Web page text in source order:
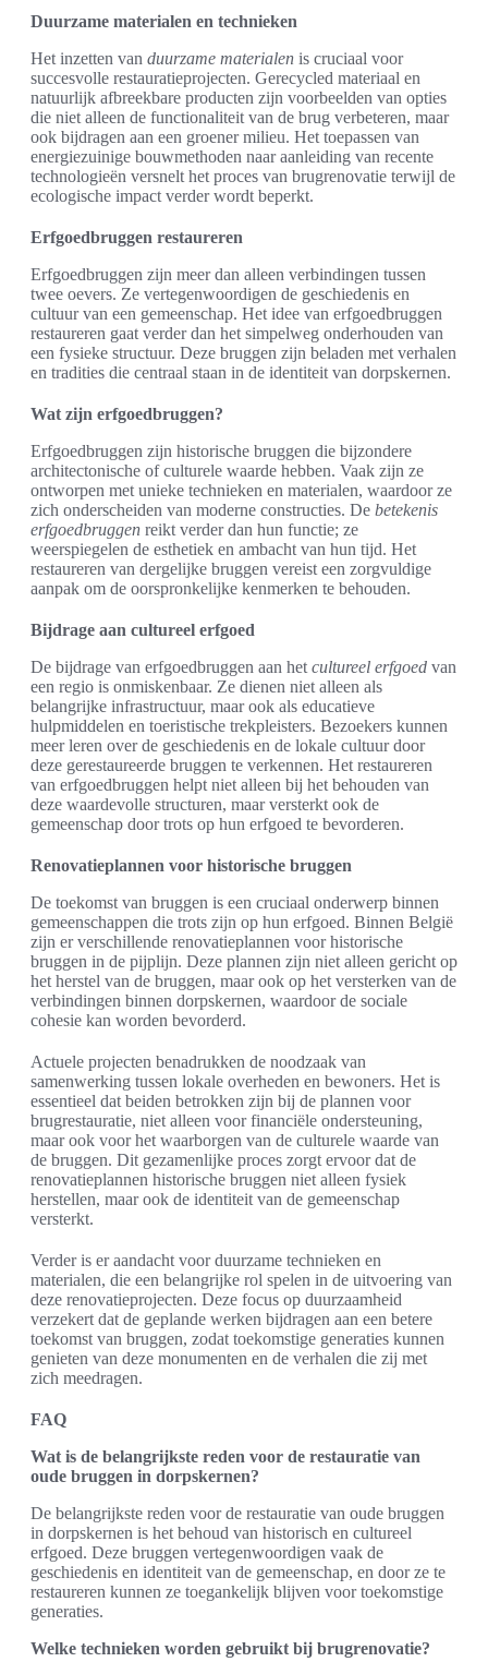
Duurzame materialen en technieken
Het inzetten van duurzame materialen is cruciaal voor
succesvolle restauratieprojecten. Gerecycled materiaal en
natuurlijk afbreekbare producten zijn voorbeelden van opties
die niet alleen de functionaliteit van de brug verbeteren, maar
ook bijdragen aan een groener milieu. Het toepassen van
energiezuinige bouwmethoden naar aanleiding van recente
technologieën versnelt het proces van brugrenovatie terwijl de
ecologische impact verder wordt beperkt.
Erfgoedbruggen restaureren
Erfgoedbruggen zijn meer dan alleen verbindingen tussen
twee oevers. Ze vertegenwoordigen de geschiedenis en
cultuur van een gemeenschap. Het idee van erfgoedbruggen
restaureren gaat verder dan het simpelweg onderhouden van
een fysieke structuur. Deze bruggen zijn beladen met verhalen
en tradities die centraal staan in de identiteit van dorpskernen.
Wat zijn erfgoedbruggen?
Erfgoedbruggen zijn historische bruggen die bijzondere
architectonische of culturele waarde hebben. Vaak zijn ze
ontworpen met unieke technieken en materialen, waardoor ze
zich onderscheiden van moderne constructies. De betekenis
erfgoedbruggen reikt verder dan hun functie; ze
weerspiegelen de esthetiek en ambacht van hun tijd. Het
restaureren van dergelijke bruggen vereist een zorgvuldige
aanpak om de oorspronkelijke kenmerken te behouden.
Bijdrage aan cultureel erfgoed
De bijdrage van erfgoedbruggen aan het cultureel erfgoed van
een regio is onmiskenbaar. Ze dienen niet alleen als
belangrijke infrastructuur, maar ook als educatieve
hulpmiddelen en toeristische trekpleisters. Bezoekers kunnen
meer leren over de geschiedenis en de lokale cultuur door
deze gerestaureerde bruggen te verkennen. Het restaureren
van erfgoedbruggen helpt niet alleen bij het behouden van
deze waardevolle structuren, maar versterkt ook de
gemeenschap door trots op hun erfgoed te bevorderen.
Renovatieplannen voor historische bruggen
De toekomst van bruggen is een cruciaal onderwerp binnen
gemeenschappen die trots zijn op hun erfgoed. Binnen België
zijn er verschillende renovatieplannen voor historische
bruggen in de pijplijn. Deze plannen zijn niet alleen gericht op
het herstel van de bruggen, maar ook op het versterken van de
verbindingen binnen dorpskernen, waardoor de sociale
cohesie kan worden bevorderd.
Actuele projecten benadrukken de noodzaak van
samenwerking tussen lokale overheden en bewoners. Het is
essentieel dat beiden betrokken zijn bij de plannen voor
brugrestauratie, niet alleen voor financiële ondersteuning,
maar ook voor het waarborgen van de culturele waarde van
de bruggen. Dit gezamenlijke proces zorgt ervoor dat de
renovatieplannen historische bruggen niet alleen fysiek
herstellen, maar ook de identiteit van de gemeenschap
versterkt.
Verder is er aandacht voor duurzame technieken en
materialen, die een belangrijke rol spelen in de uitvoering van
deze renovatieprojecten. Deze focus op duurzaamheid
verzekert dat de geplande werken bijdragen aan een betere
toekomst van bruggen, zodat toekomstige generaties kunnen
genieten van deze monumenten en de verhalen die zij met
zich meedragen.
FAQ
Wat is de belangrijkste reden voor de restauratie van
oude bruggen in dorpskernen?
De belangrijkste reden voor de restauratie van oude bruggen
in dorpskernen is het behoud van historisch en cultureel
erfgoed. Deze bruggen vertegenwoordigen vaak de
geschiedenis en identiteit van de gemeenschap, en door ze te
restaureren kunnen ze toegankelijk blijven voor toekomstige
generaties.
Welke technieken worden gebruikt bij brugrenovatie?